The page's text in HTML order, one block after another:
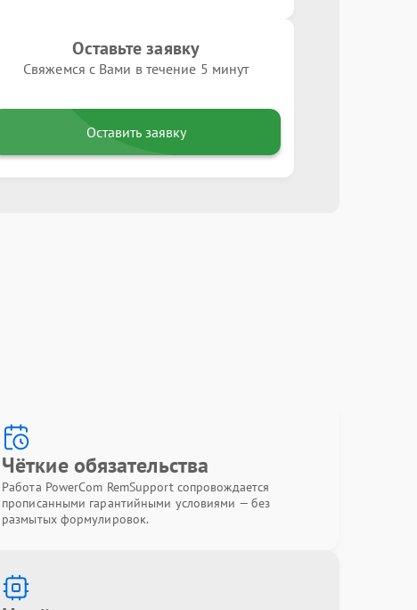
Оставьте заявку
Свяжемся с Вами в течение 5 минут
Оставить заявку
Чёткие обязательства
Работа PowerCom RemSupport сопровождается
прописанными гарантийными условиями — без
размытых формулировок.